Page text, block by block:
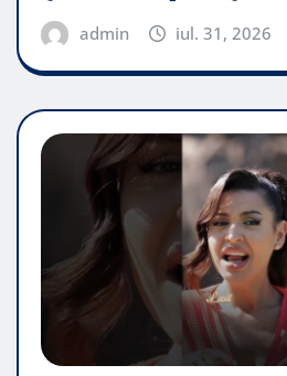
admin iul. 31, 2026